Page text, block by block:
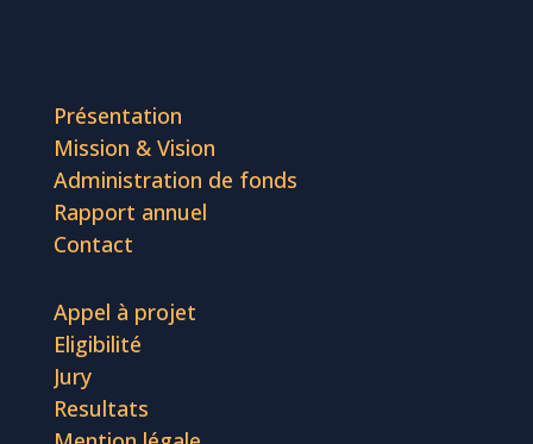
Présentation
Mission & Vision
Administration de fonds
Rapport annuel
Contact
Appel à projet
Eligibilité
Jury
Resultats